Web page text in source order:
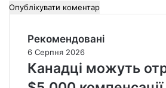
Рекомендовані
6 Серпня 2026
Канадці можуть